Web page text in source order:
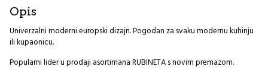
Opis
Univerzalni moderni europski dizajn. Pogodan za svaku modernu kuhinju
ili kupaonicu.
Popularni lider u prodaji asortimana RUBINETA s novim premazom.